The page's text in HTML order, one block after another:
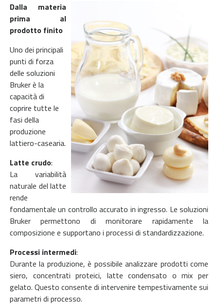
Dalla materia
prima al
prodotto finito
Uno dei principali
punti di forza
delle soluzioni
Bruker è la
capacità di
coprire tutte le
fasi della
produzione
lattiero-casearia.
Latte crudo:
La variabilità
naturale del latte
rende
fondamentale un controllo accurato in ingresso. Le soluzioni
Bruker permettono di monitorare rapidamente la
composizione e supportano i processi di standardizzazione.
Processi intermedi:
Durante la produzione, è possibile analizzare prodotti come
siero, concentrati proteici, latte condensato o mix per
gelato. Questo consente di intervenire tempestivamente sui
parametri di processo.